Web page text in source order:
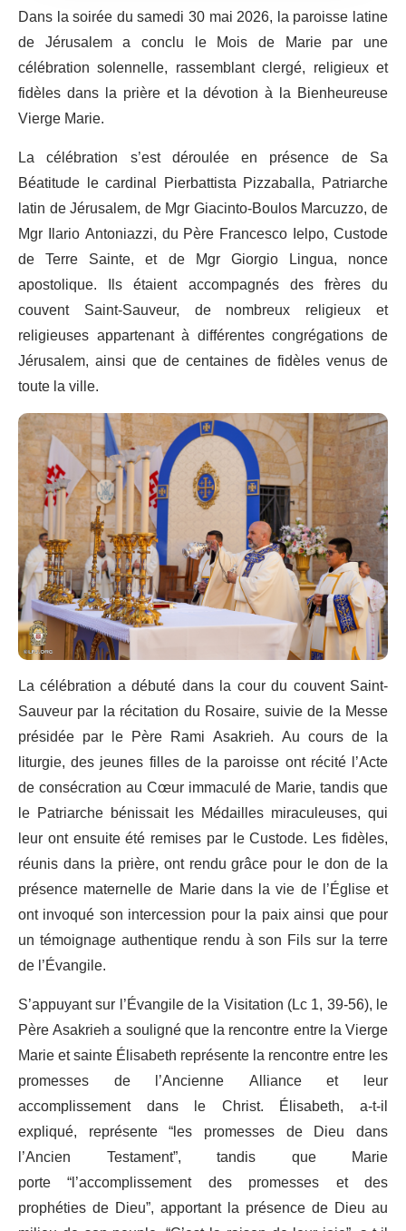
Dans la soirée du samedi 30 mai 2026, la paroisse latine
de Jérusalem a conclu le Mois de Marie par une
célébration solennelle, rassemblant clergé, religieux et
fidèles dans la prière et la dévotion à la Bienheureuse
Vierge Marie.
La célébration s’est déroulée en présence de Sa
Béatitude le cardinal Pierbattista Pizzaballa, Patriarche
latin de Jérusalem, de Mgr Giacinto-Boulos Marcuzzo, de
Mgr Ilario Antoniazzi, du Père Francesco Ielpo, Custode
de Terre Sainte, et de Mgr Giorgio Lingua, nonce
apostolique. Ils étaient accompagnés des frères du
couvent Saint-Sauveur, de nombreux religieux et
religieuses appartenant à différentes congrégations de
Jérusalem, ainsi que de centaines de fidèles venus de
toute la ville.
La célébration a débuté dans la cour du couvent Saint-
Sauveur par la récitation du Rosaire, suivie de la Messe
présidée par le Père Rami Asakrieh. Au cours de la
liturgie, des jeunes filles de la paroisse ont récité l’Acte
de consécration au Cœur immaculé de Marie, tandis que
le Patriarche bénissait les Médailles miraculeuses, qui
leur ont ensuite été remises par le Custode. Les fidèles,
réunis dans la prière, ont rendu grâce pour le don de la
présence maternelle de Marie dans la vie de l’Église et
ont invoqué son intercession pour la paix ainsi que pour
un témoignage authentique rendu à son Fils sur la terre
de l’Évangile.
S’appuyant sur l’Évangile de la Visitation (Lc 1, 39-56), le
Père Asakrieh a souligné que la rencontre entre la Vierge
Marie et sainte Élisabeth représente la rencontre entre les
promesses de l’Ancienne Alliance et leur
accomplissement dans le Christ. Élisabeth, a-t-il
expliqué, représente “les promesses de Dieu dans
l’Ancien Testament”, tandis que Marie
porte “l’accomplissement des promesses et des
prophéties de Dieu”, apportant la présence de Dieu au